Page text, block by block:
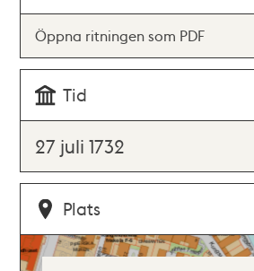
Öppna ritningen som PDF
Tid
27 juli 1732
Plats